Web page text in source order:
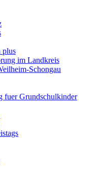
plus
im Landkreis
Schongau
fuer Grundschulkinder